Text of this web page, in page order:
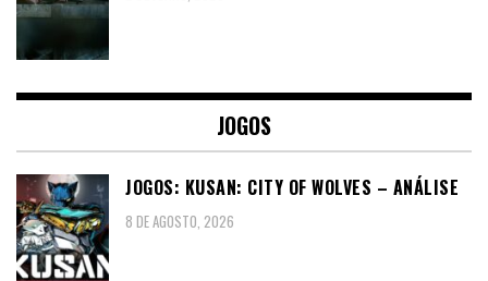
JOGOS
JOGOS: KUSAN: CITY OF WOLVES – ANÁLISE
8 DE AGOSTO, 2026